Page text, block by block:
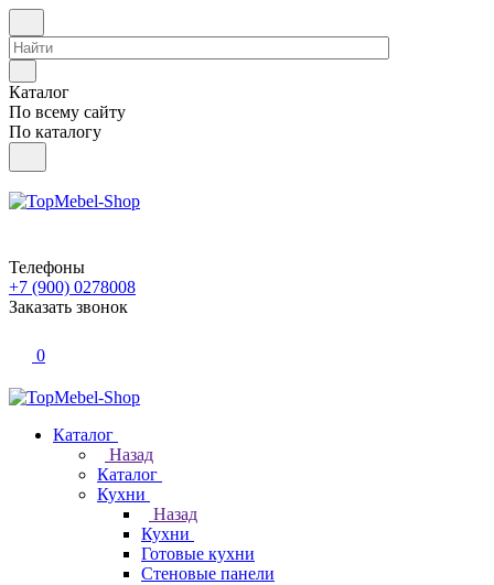
Каталог
По всему сайту
По каталогу
Телефоны
+7 (900) 0278008
Заказать звонок
0
Каталог
Назад
Каталог
Кухни
Назад
Кухни
Готовые кухни
Стеновые панели